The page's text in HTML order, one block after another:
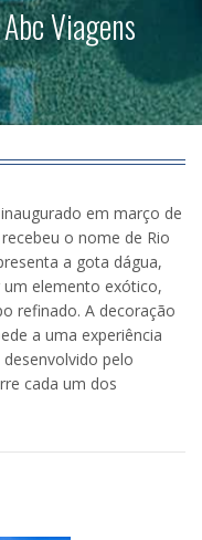
Viagens
em março de
o nome de Rio
a gota dágua,
elemento exótico,
refinado. A decoração
a uma experiência
pelo
cada um dos